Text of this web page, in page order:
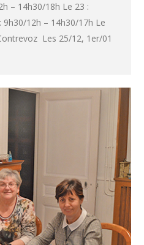
– 14h30/18h Le 23 :
12h – 14h30/17h Le
Les 25/12, 1er/01